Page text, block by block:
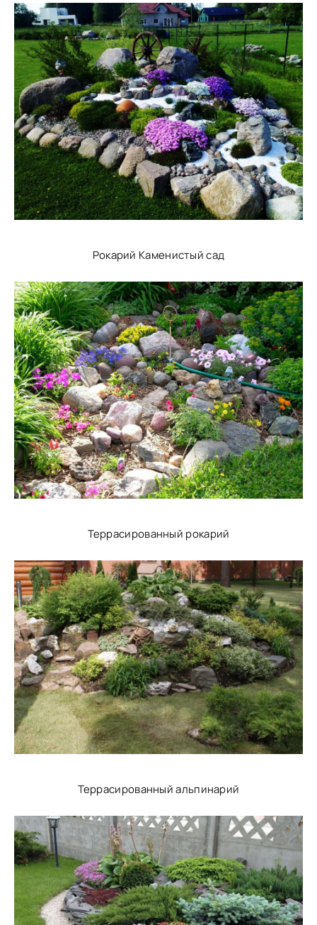
Рокарий Каменистый сад
Террасированный рокарий
Террасированный альпинарий